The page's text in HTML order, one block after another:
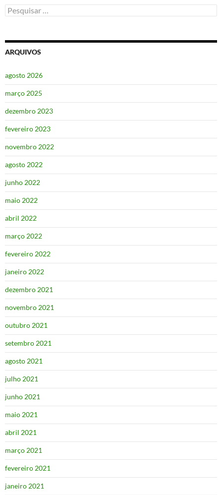
Pesquisar
por:
ARQUIVOS
agosto 2026
março 2025
dezembro 2023
fevereiro 2023
novembro 2022
agosto 2022
junho 2022
maio 2022
abril 2022
março 2022
fevereiro 2022
janeiro 2022
dezembro 2021
novembro 2021
outubro 2021
setembro 2021
agosto 2021
julho 2021
junho 2021
maio 2021
abril 2021
março 2021
fevereiro 2021
janeiro 2021